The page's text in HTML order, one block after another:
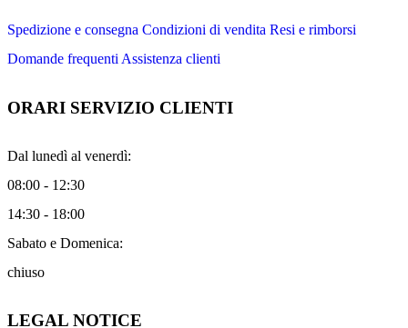
Spedizione e consegna Condizioni di vendita Resi e rimborsi
Domande frequenti Assistenza clienti
ORARI SERVIZIO CLIENTI
Dal lunedì al venerdì:
08:00 - 12:30
14:30 - 18:00
Sabato e Domenica:
chiuso
LEGAL NOTICE